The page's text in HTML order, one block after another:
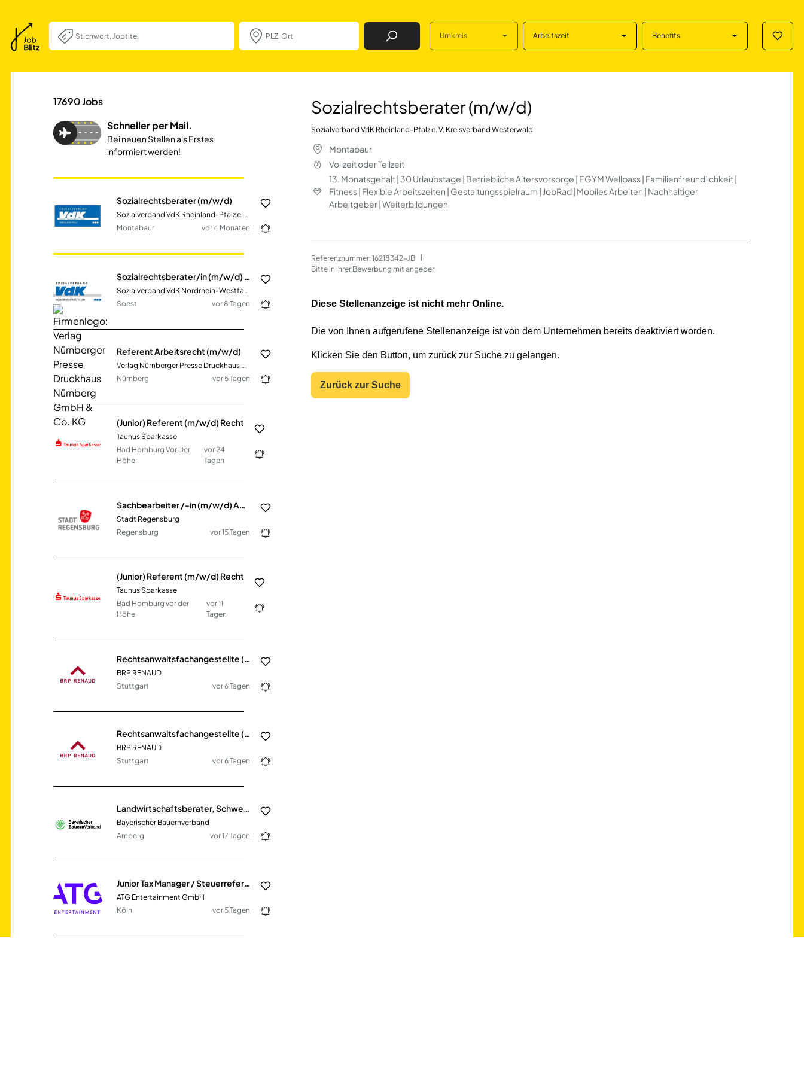
Job Finden Umkreis Arbeitszeit Benefits
Sozialrechtsberater (m/w/d) in Montabaur
17690Jobs
Schneller per Mail.
Bei neuen Stellen als Erstes
informiert werden!
Sozialrechtsberater (m/w/d)
Sozialverband VdK Rheinland-Pfalz e. V. Kreisverband Westerwald
Montabaur
vor 4 Monaten
Sozialverband VdK Nordrhein-Westfalen e.V.
Soest
vor 8 Tagen
Referent Arbeitsrecht (m/w/d)
Verlag Nürnberger Presse Druckhaus Nürnberg GmbH &amp; Co. KG
Nürnberg
vor 5 Tagen
(Junior) Referent (m/w/d) Recht
Taunus Sparkasse
Bad Homburg Vor Der
Höhe
vor 24
Tagen
Stadt Regensburg
Regensburg
vor 15 Tagen
(Junior) Referent (m/w/d) Recht
Taunus Sparkasse
Bad Homburg vor der
Höhe
vor 11
Tagen
Rechtsanwaltsfachangestellte (m/w/d) Familien - und Erbrecht
BRP RENAUD
Stuttgart
vor 6 Tagen
Rechtsanwaltsfachangestellte (m/w/d) im gewerblichen Rechtsschutz in Teilzeit oder Vollzeit
BRP RENAUD
Stuttgart
vor 6 Tagen
Bayerischer Bauernverband
Amberg
vor 17 Tagen
Junior Tax Manager / Steuerreferent (m/w/d)
ATG Entertainment GmbH
Köln
vor 5 Tagen
Sozialrechtsberater (m/w/d)
Sozialverband VdK Rheinland-Pfalz e. V. Kreisverband Westerwald
Montabaur
Vollzeit oder Teilzeit
13. Monatsgehalt | 30 Urlaubstage | Betriebliche Altersvorsorge | EGYM Wellpass | Familienfreundlichkeit |
Fitness | Flexible Arbeitszeiten | Gestaltungsspielraum | JobRad | Mobiles Arbeiten | Nachhaltiger
Arbeitgeber | Weiterbildungen
Referenznummer: 16218342-JB
Bitte in Ihrer Bewerbung mit angeben